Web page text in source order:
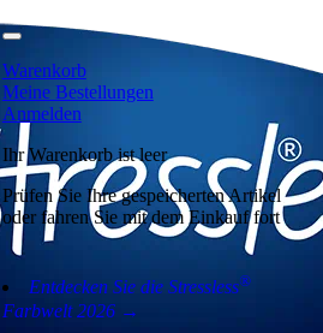
Warenkorb
Meine Bestellungen
Anmelden
Ihr Warenkorb ist leer
Prüfen Sie Ihre gespeicherten Artikel
oder fahren Sie mit dem Einkauf fort
Entdecken Sie die Stressless®
Farbwelt 2026 →